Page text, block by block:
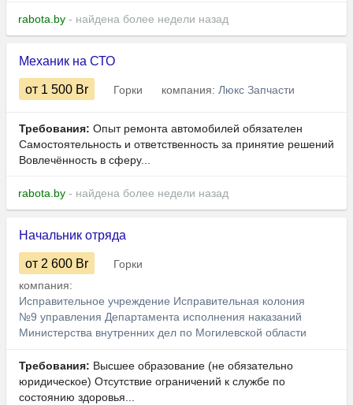
rabota.by - найдена более недели назад
Механик на СТО
от 1 500 Br Горки компания: Люкс Запчасти
Требования: Опыт ремонта автомобилей обязателен
Самостоятельность и ответственность за принятие решений
Вовлечённость в сферу...
rabota.by - найдена более недели назад
Начальник отряда
от 2 600 Br
Горки
компания:
Исправительное учреждение Исправительная колония
№9 управления Департамента исполнения наказаний
Министерства внутренних дел по Могилевской области
Требования: Высшее образование (не обязательно
юридическое) Отсутствие ограничений к службе по
состоянию здоровья...